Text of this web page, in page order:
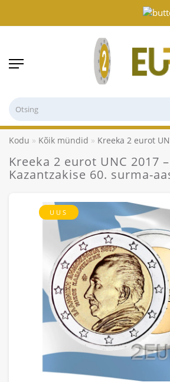
Kodu Kõik mündid Kreeka 2 eurot
Kreeka 2 eurot UNC 2017
Kazantzakise 60. surma-
UUS